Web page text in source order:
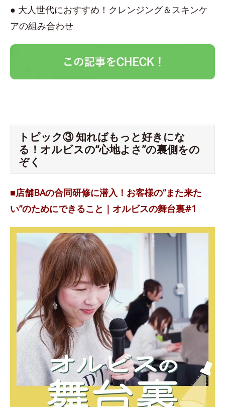
● 大人世代におすすめ！クレンジング＆スキンケ
アの組み合わせ
トピック③ 知ればもっと好きにな
る！オルビスの“心地よさ”の裏側をの
ぞく
■店舗BAの合同研修に潜入！お客様の“また来た
い”のためにできること｜オルビスの舞台裏#1